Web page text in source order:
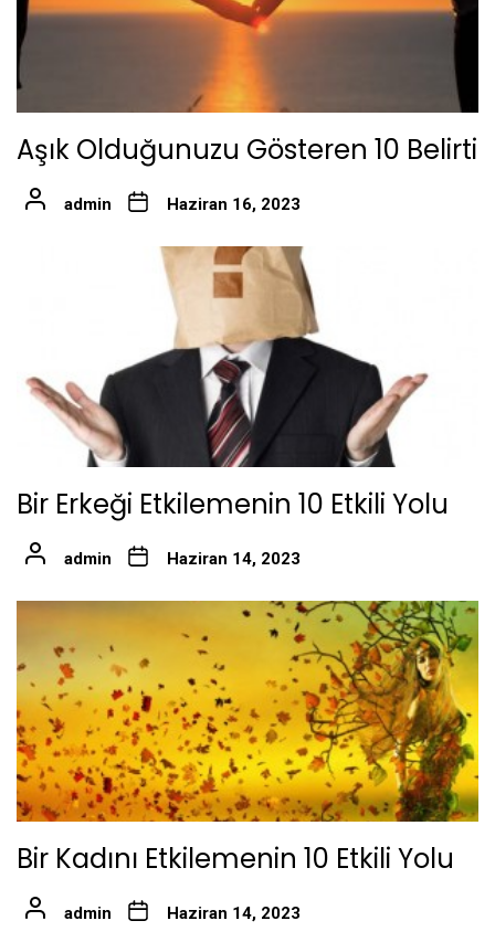
Aşık Olduğunuzu Gösteren 10 Belirti
admin Haziran 16, 2023
Bir Erkeği Etkilemenin 10 Etkili Yolu
admin Haziran 14, 2023
Bir Kadını Etkilemenin 10 Etkili Yolu
admin Haziran 14, 2023